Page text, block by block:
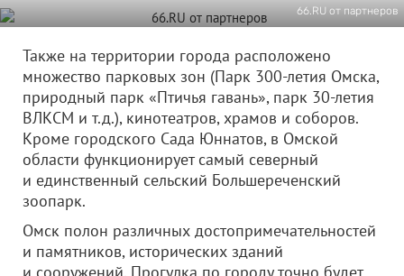
66.RU от партнеров
Также на территории города расположено
множество парковых зон (Парк 300-летия Омска,
природный парк «Птичья гавань», парк 30-летия
ВЛКСМ и т.д.), кинотеатров, храмов и соборов.
Кроме городского Сада Юннатов, в Омской
области функционирует самый северный
и единственный сельский Большереченский
зоопарк.
Омск полон различных достопримечательностей
и памятников, исторических зданий